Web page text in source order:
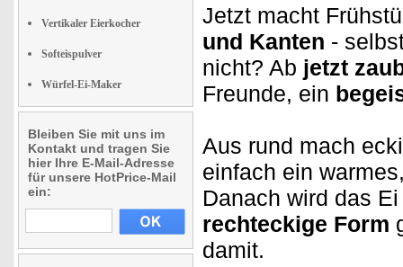
Vertikaler Eierkocher
Softeispulver
Würfel-Ei-Maker
Bleiben Sie mit uns im
Kontakt und tragen Sie
hier Ihre E-Mail-Adresse
für unsere HotPrice-Mail
ein:
Jetzt macht
und Kanten -
nicht? Ab jetzt
Freunde, ein
Aus rund mach
einfach ein
Danach wird das
rechteckige Form
damit.